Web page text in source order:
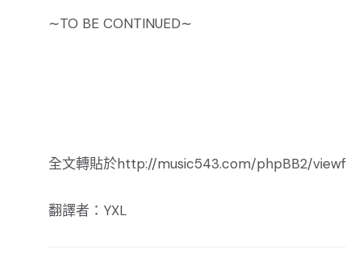
∼TO BE CONTINUED∼
全文轉貼於http://music543.com/phpBB2/
翻譯者：YXL